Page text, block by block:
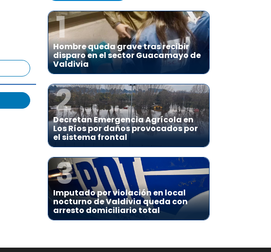
1
Hombre queda grave tras recibir
disparo en el sector Guacamayo de
Valdivia
2
Decretan Emergencia Agrícola en
Los Ríos por daños provocados por
el sistema frontal
3
Imputado por violación en local
nocturno de Valdivia queda con
arresto domiciliario total